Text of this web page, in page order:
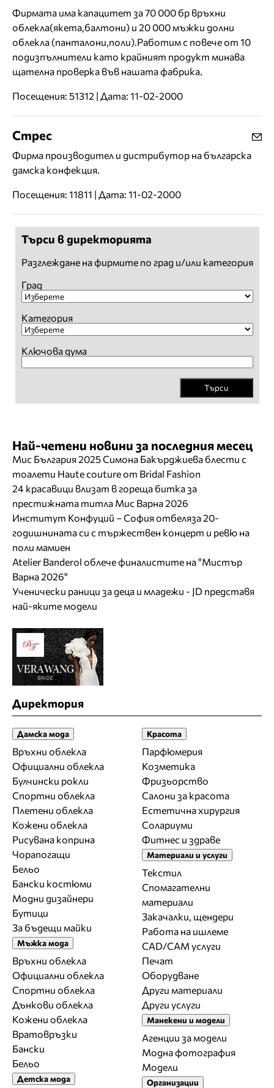
Фирмата има капацитет за 70 000 бр връхни
облекла(якета,балтони) и 20 000 мъжки долни
облекла (панталони,поли).Работим с повече от 10
подизпълнители като крайният продукт минава
щателна проверка във нашата фабрика.
Посещения: 51312 | Дата: 11-02-2000
Стрес
Фирма производител и дистрибутор на българска
дамска конфекция.
Посещения: 11811 | Дата: 11-02-2000
Търси в директорията
Разглеждане на фирмите по град и/или категория
Град
Категория
Ключова дума
Търси
Най-четени новини за последния месец
Мис България 2025 Симона Бакърджиева блести с
тоалети Haute couture от Bridal Fashion
24 красавици влизат в гореща битка за
престижната титла Мис Варна 2026
Институт Конфуций – София отбеляза 20-
годишнината си с тържествен концерт и ревю на
поли мамиен
Atelier Banderol облече финалистите на "Мистър
Варна 2026"
Ученически раници за деца и младежи - JD представя
най-яките модели
Директория
Дамска мода
Връхни облекла
Официални облекла
Булчински рокли
Спортни облекла
Плетени облекла
Кожени облекла
Рисувана коприна
Чорапогащи
Бельо
Бански костюми
Модни дизайнери
Бутици
За бъдещи майки
Мъжка мода
Връхни облекла
Официални облекла
Спортни облекла
Дънкови облекла
Кожени облекла
Вратовръзки
Бански
Бельо
Детска мода
Красота
Парфюмерия
Козметика
Фризьорство
Салони за красота
Естетична хирургия
Солариуми
Фитнес и здраве
Материали и услуги
Текстил
Спомагателни
материали
Закачалки, щендери
Работа на ишлеме
CAD/CAM услуги
Печат
Оборудване
Други материали
Други услуги
Манекени и модели
Агенции за модели
Модна фотография
Модели
Организации